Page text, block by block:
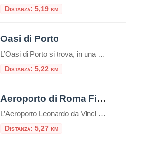
Distanza: 5,19 km
Oasi di Porto
L’Oasi di Porto si trova, in una suggestiva cornice naturale, alla foce del Tevere, nei pressi di Fiumicino e si estende intorno all’antico Porto di Traiano, costruito nel II secolo d.C. sul preesistente Porto di Claudio. L’elemento caratterizzante è il lago, l’antico bacino portuale fatto costruire dall’imperatore Traiano (98 – 117 d.C.), in sostituzione del […]
Distanza: 5,22 km
Aeroporto di Roma Fiumicino: esposte tre sculture etrusche di inestimabile valore
L’Aeroporto Leonardo da Vinci di Fiumicino aggiunge un nuovo tassello al suo percorso di valorizzazione culturale con l’inaugurazione dell’esposizione “Etruschi per l’eternità”, una mostra che celebra la raffinatezza della civiltà etrusca attraverso tre sculture provenienti dalle collezioni del Museo Nazionale Etrusco di Villa Giulia. Questo progetto rappresenta una straordinaria opportunità per migliaia di passeggeri, che possono immergersi […]
Distanza: 5,27 km